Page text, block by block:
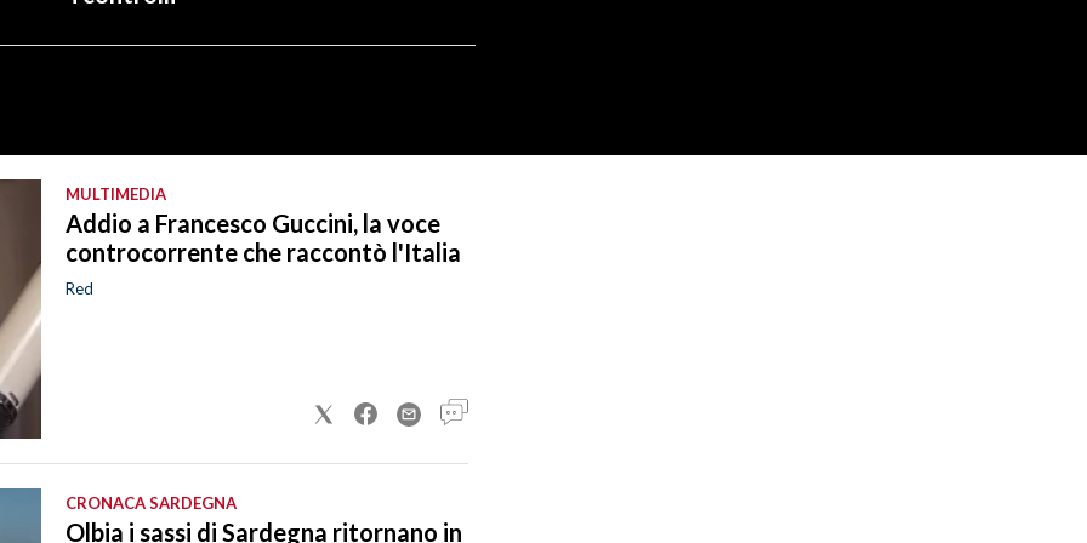
MULTIMEDIA
Addio a Francesco Guccini, la voce
controcorrente che raccontò l'Italia
Red
CRONACA SARDEGNA
Olbia i sassi di Sardegna ritornano in